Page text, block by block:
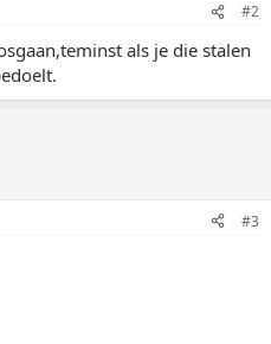
#2
als je die stalen
#3